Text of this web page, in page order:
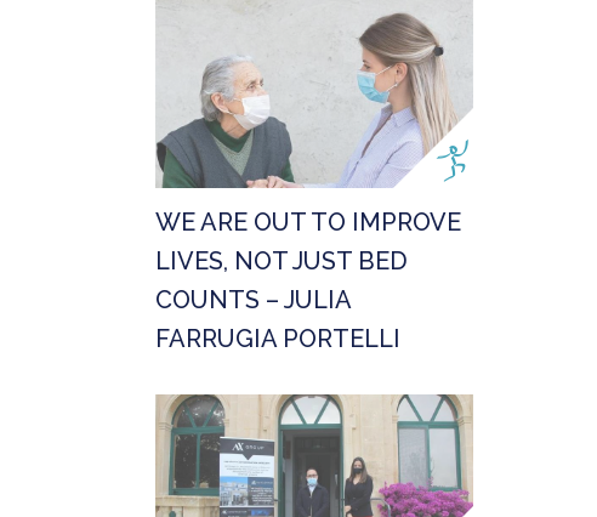
WE ARE OUT TO IMPROVE
LIVES, NOT JUST BED
COUNTS – JULIA
FARRUGIA PORTELLI